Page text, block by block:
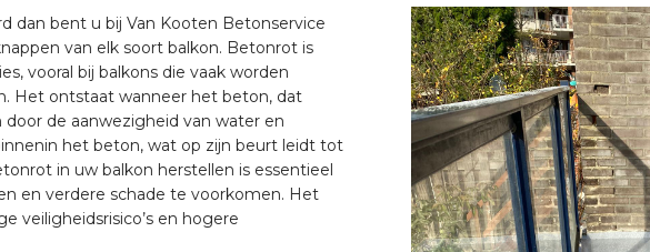
dan bent u bij Van Kooten Betonservice
van elk soort balkon. Betonrot is
vooral bij balkons die vaak worden
Het ontstaat wanneer het beton, dat
de aanwezigheid van water en
het beton, wat op zijn beurt leidt tot
in uw balkon herstellen is essentieel
en verdere schade te voorkomen. Het
veiligheidsrisico’s en hogere